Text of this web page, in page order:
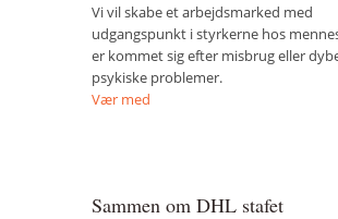
Vi vil skabe et arbejdsmarked med
udgangspunkt i styrkerne hos
er kommet sig efter misbrug eller
psykiske problemer.
Vær med
Sammen om DHL stafet